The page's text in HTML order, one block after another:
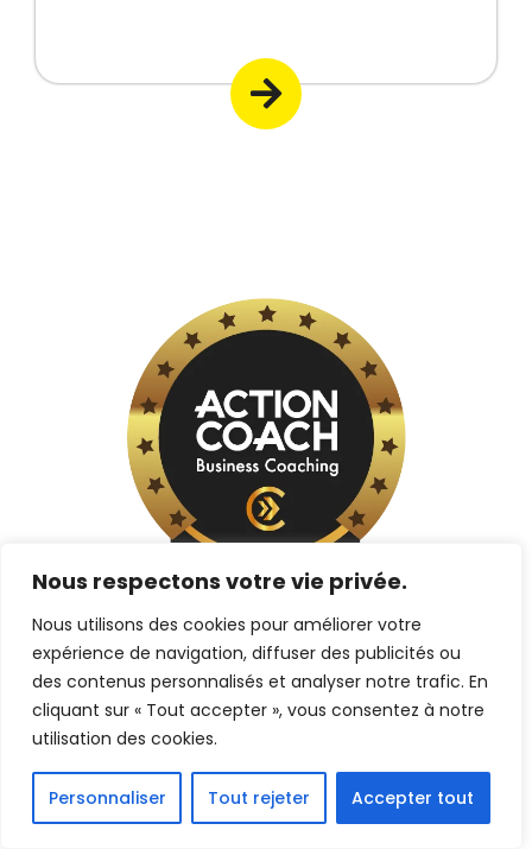
Nous respectons votre vie privée.
Nous utilisons des cookies pour améliorer votre
expérience de navigation, diffuser des publicités ou
des contenus personnalisés et analyser notre trafic. En
cliquant sur « Tout accepter », vous consentez à notre
utilisation des cookies.
Personnaliser Tout rejeter Accepter tout
NOTRE GARANTIE